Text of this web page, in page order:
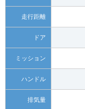
走行距離
ドア
ミッション
ハンドル
排気量